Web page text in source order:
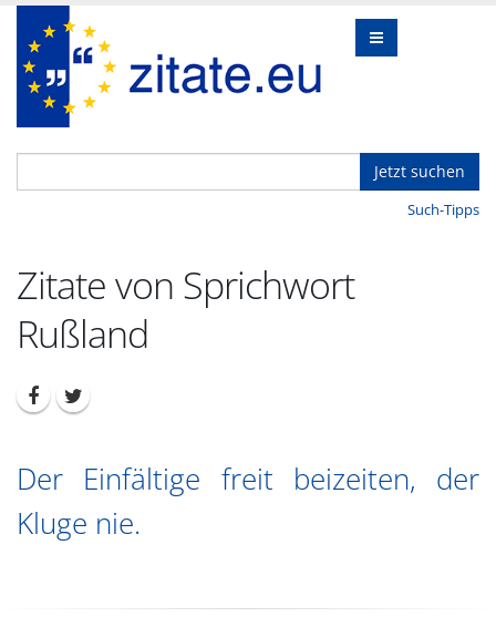
Jetzt suchen
Such-Tipps
Zitate von Sprichwort
Rußland
Der Einfältige freit beizeiten, der
Kluge nie.